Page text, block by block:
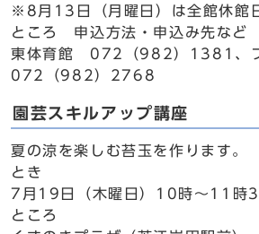
※8月13日（月曜日）は全館休館
ところ 申込方法・申込み先など
東体育館 072（982）1381、
072（982）2768
園芸スキルアップ講座
夏の涼を楽しむ苔玉を作ります。
とき
7月19日（木曜日）10時～11時
ところ